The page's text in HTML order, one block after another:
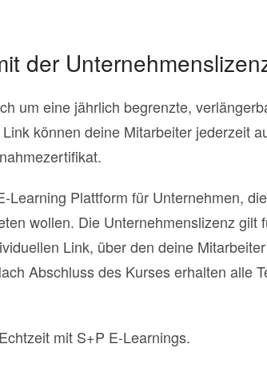
der
um eine jährlich begrenzte,
können deine Mitarbeiter jederzeit
Plattform für Unternehmen,
wollen. Die Unternehmenslizenz gilt
Link, über den deine
Abschluss des Kurses erhalten alle
mit S+P E-Learnings.